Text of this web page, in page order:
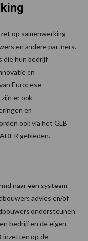
op samenwerking
en andere partners.
die hun bedrijf
en
Europese
er ook
en
ook via het GLB
gebieden.
naar een systeem
advies en/of
ondersteunen
bedrijf en de eigen
inzetten op de